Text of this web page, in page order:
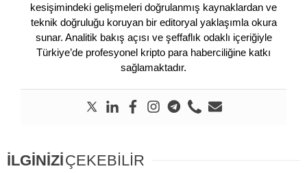
kesişimindeki gelişmeleri doğrulanmış kaynaklardan ve
teknik doğruluğu koruyan bir editoryal yaklaşımla okura
sunar. Analitik bakış açısı ve şeffaflık odaklı içeriğiyle
Türkiye’de profesyonel kripto para haberciliğine katkı
sağlamaktadır.
İLGİNİZİÇEKEBİLİR